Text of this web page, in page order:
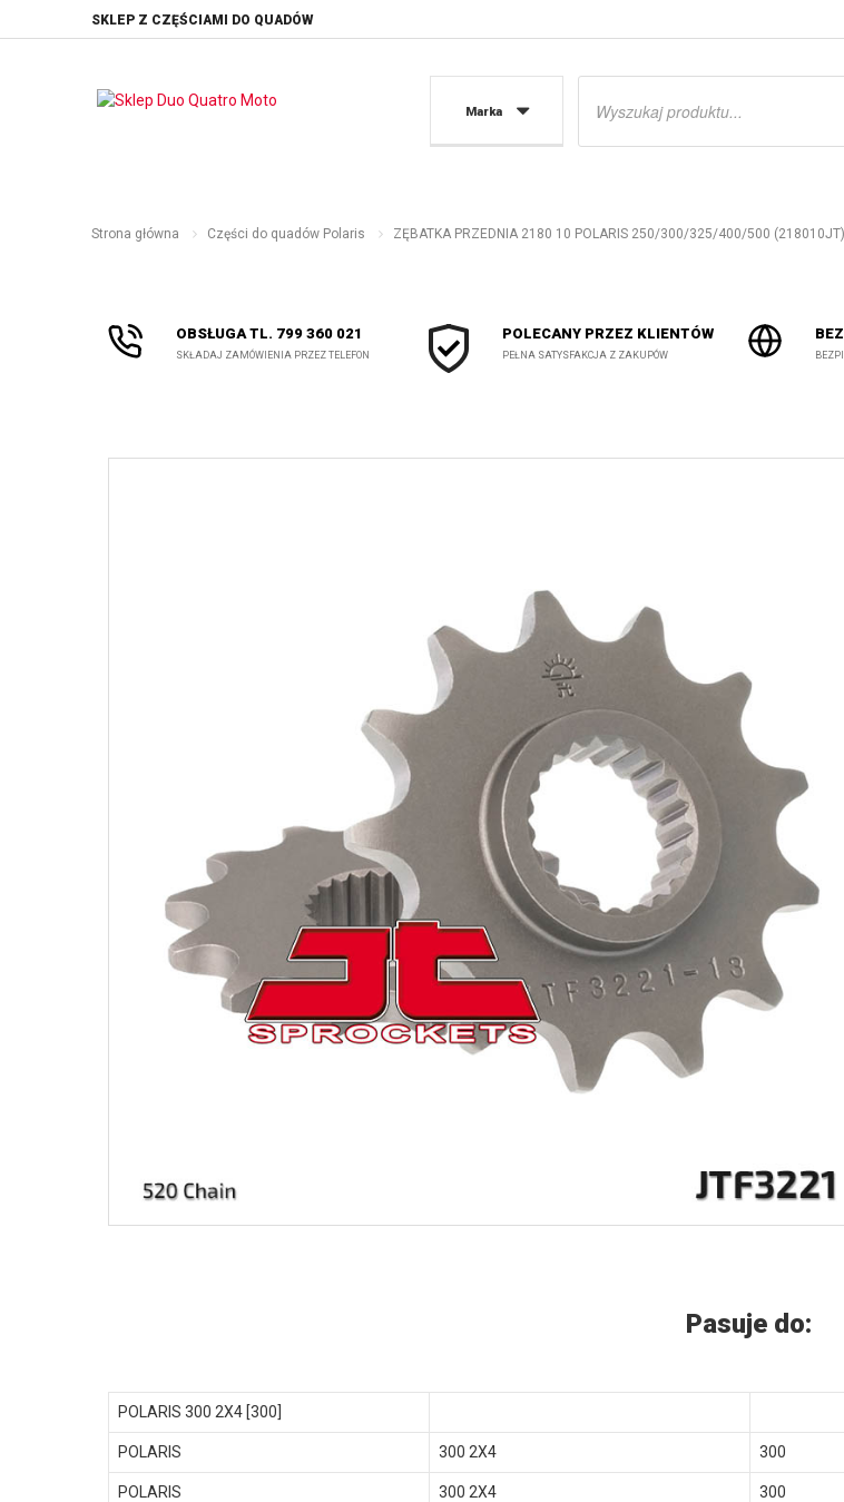
SKLEP Z CZĘŚCIAMI DO QUADÓW
Marka
Wyszukiwarka
Strona główna Części do quadów Polaris ZĘBATKA PRZEDNIA 2180 10 POLARIS 250/300/325/400/500
OBSŁUGA TL. 799 360 021
SKŁADAJ ZAMÓWIENIA PRZEZ TELEFON
POLECANY PRZEZ KLIENTÓW
PEŁNA SATYSFAKCJA Z ZAKUPÓW
Pasuje do:
POLARIS 300 2X4 [300]
POLARIS 300 2X4 300
POLARIS 300 2X4 300